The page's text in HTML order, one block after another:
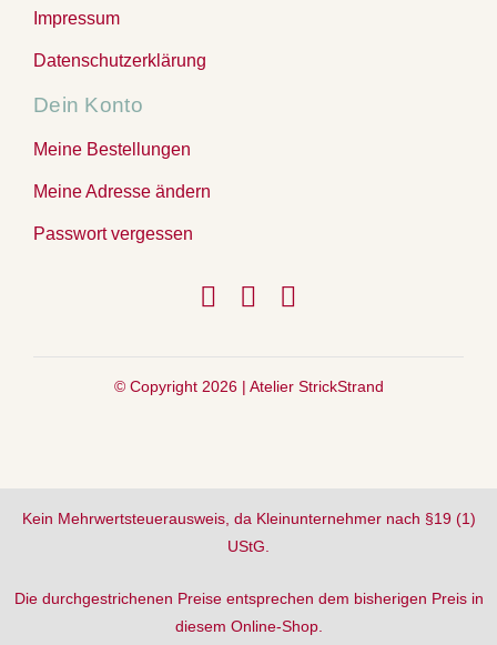
Impressum
Datenschutzerklärung
Dein Konto
Meine Bestellungen
Meine Adresse ändern
Passwort vergessen
© Copyright 2026 | Atelier StrickStrand
Kein Mehrwertsteuerausweis, da Kleinunternehmer nach §19 (1)
UStG.
Die durchgestrichenen Preise entsprechen dem bisherigen Preis in
diesem Online-Shop.